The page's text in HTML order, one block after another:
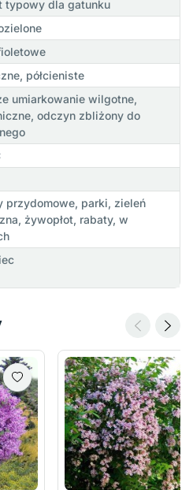
typowy dla gatunku
półcieniste
umiarkowanie wilgotne,
odczyn zbliżony do
przydomowe, parki, zieleń
żywopłot, rabaty, w